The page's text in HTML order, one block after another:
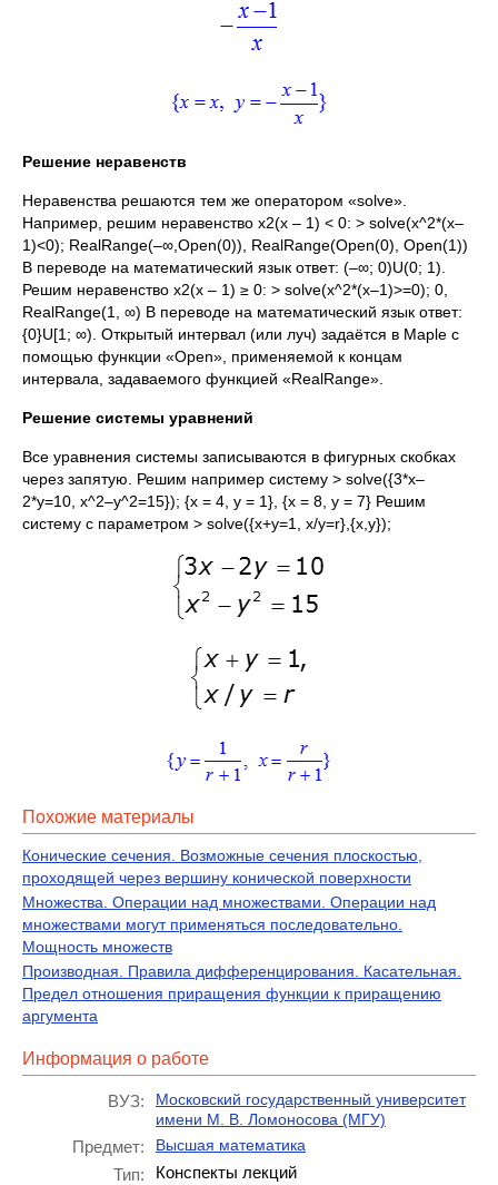
Решение неравенств
Неравенства решаются тем же оператором «solve».
Например, решим неравенство x2(x – 1) < 0: > solve(x^2*(x–
1)<0); RealRange(–∞,Open(0)), RealRange(Open(0), Open(1))
В переводе на математический язык ответ: (–∞; 0)U(0; 1).
Решим неравенство x2(x – 1) ≥ 0: > solve(x^2*(x–1)>=0); 0,
RealRange(1, ∞) В переводе на математический язык ответ:
{0}U[1; ∞). Открытый интервал (или луч) задаётся в Maple с
помощью функции «Open», применяемой к концам
интервала, задаваемого функцией «RealRange».
Решение системы уравнений
Все уравнения системы записываются в фигурных скобках
через запятую. Решим например систему > solve({3*x–
2*y=10, x^2–y^2=15}); {x = 4, y = 1}, {x = 8, y = 7} Решим
систему с параметром > solve({x+y=1, x/y=r},{x,y});
Похожие материалы
Конические сечения. Возможные сечения плоскостью,
проходящей через вершину конической поверхности
Множества. Операции над множествами. Операции над
множествами могут применяться последовательно.
Мощность множеств
Производная. Правила дифференцирования. Касательная.
Предел отношения приращения функции к приращению
аргумента
Информация о работе
ВУЗ:
Московский государственный университет
имени М. В. Ломоносова (МГУ)
Предмет: Высшая математика
Тип: Конспекты лекций